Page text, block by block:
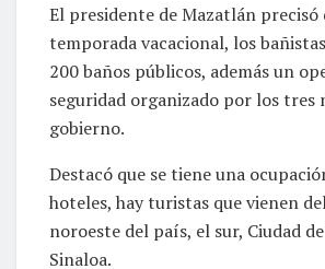
El presidente de Mazatlán precisó
temporada vacacional, los
200 baños públicos, además un
seguridad organizado por los tres
gobierno.
Destacó que se tiene una
hoteles, hay turistas que vienen
noroeste del país, el sur, Ciudad
Sinaloa.